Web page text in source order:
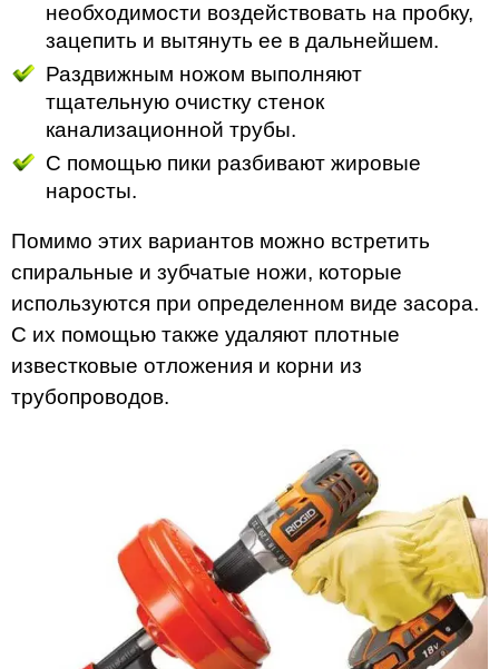
необходимости воздействовать на пробку,
зацепить и вытянуть ее в дальнейшем.
Раздвижным ножом выполняют
тщательную очистку стенок
канализационной трубы.
С помощью пики разбивают жировые
наросты.
Помимо этих вариантов можно встретить
спиральные и зубчатые ножи, которые
используются при определенном виде засора.
С их помощью также удаляют плотные
известковые отложения и корни из
трубопроводов.